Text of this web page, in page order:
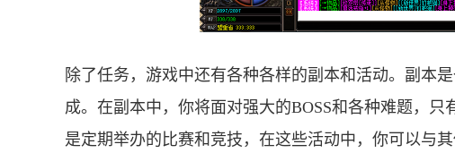
除了任务，游戏中还有各种各样的副本和活动。副本
成。在副本中，你将面对强大的BOSS和各种难题，
是定期举办的比赛和竞技，在这些活动中，你可以与